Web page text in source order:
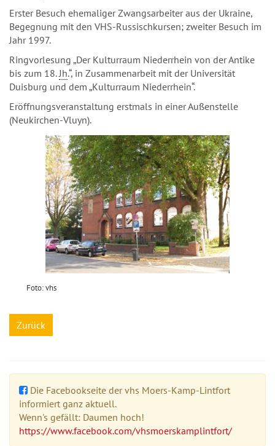
Erster Besuch ehemaliger Zwangsarbeiter aus der Ukraine,
Begegnung mit den VHS-Russischkursen; zweiter Besuch im
Jahr 1997.
Ringvorlesung „Der Kulturraum Niederrhein von der Antike
bis zum 18.Jh.“, in Zusammenarbeit mit der Universität
Duisburg und dem „Kulturraum Niederrhein“.
Eröffnungsveranstaltung erstmals in einer Außenstelle
(Neukirchen-Vluyn).
Foto: vhs
Zurück
Die Facebookseite der vhs Moers-Kamp-Lintfort
informiert ganz aktuell.
Wenn's gefällt: Daumen hoch!
https://www.facebook.com/vhsmoerskamplintfort/